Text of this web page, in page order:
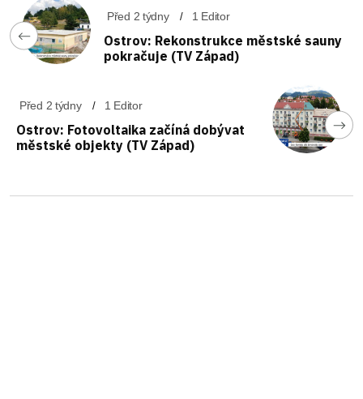
Před 2 týdny 1 Editor
Ostrov: Rekonstrukce městské sauny
pokračuje (TV Západ)
Před 2 týdny 1 Editor
Ostrov: Fotovoltaika začíná dobývat
městské objekty (TV Západ)